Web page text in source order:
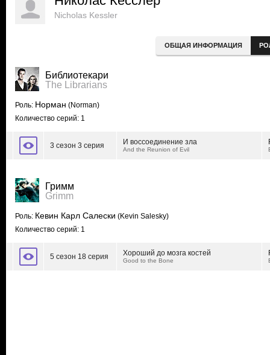
Nicholas Kessler
ОБЩАЯ ИНФОРМАЦИЯ
Библиотекари
The Librarians
Роль: Норман (Norman)
Количество серий: 1
3 сезон 3 серия И воссоединение зла
And the Reunion of Evil
Гримм
Grimm
Роль: Кевин Карл Салески (Kevin Salesky)
Количество серий: 1
5 сезон 18 серия Хороший до мозга костей
Good to the Bone